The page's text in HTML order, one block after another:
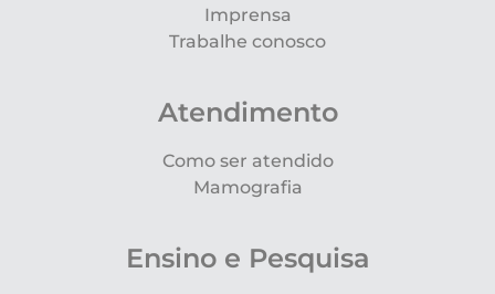
Imprensa
Trabalhe conosco
Atendimento
Como ser atendido
Mamografia
Ensino e Pesquisa